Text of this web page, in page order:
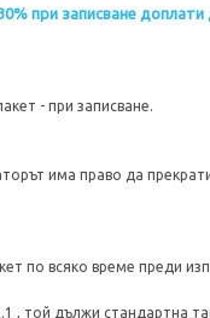
при записване
- при записване.
има право да
по всяко време преди
, той дължи стандартна